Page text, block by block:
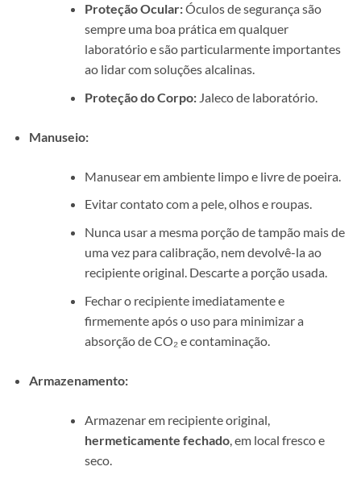
Proteção Ocular:Óculos de segurança são
sempre uma boa prática em qualquer
laboratório e são particularmente importantes
ao lidar com soluções alcalinas.
Proteção do Corpo:Jaleco de laboratório.
Manuseio:
Manusear em ambiente limpo e livre de poeira.
Evitar contato com a pele, olhos e roupas.
Nunca usar a mesma porção de tampão mais de
uma vez para calibração, nem devolvê-la ao
recipiente original. Descarte a porção usada.
Fechar o recipiente imediatamente e
firmemente após o uso para minimizar a
absorção de CO₂ e contaminação.
Armazenamento:
Armazenar em recipiente original,
hermeticamente fechado, em local fresco e
seco.